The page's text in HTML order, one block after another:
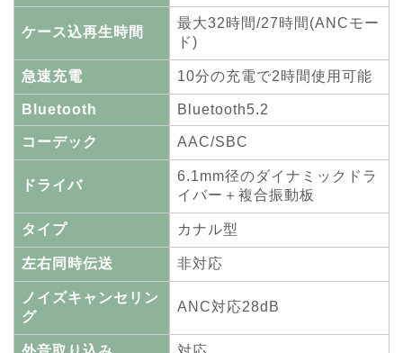
ケース込再生時間
最大32時間/27時間(ANCモー
ド)
急速充電 10分の充電で2時間使用可能
Bluetooth Bluetooth5.2
コーデック AAC/SBC
ドライバ
6.1mm径のダイナミックドラ
イバー＋複合振動板
タイプ カナル型
左右同時伝送 非対応
ノイズキャンセリン
グ
ANC対応28dB